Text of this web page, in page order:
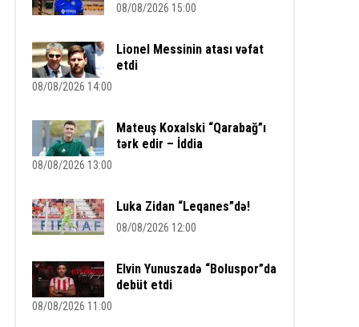
08/08/2026 15:00
Lionel Messinin atası vəfat
etdi
08/08/2026 14:00
Mateuş Koxalski “Qarabağ”ı
tərk edir – İddia
08/08/2026 13:00
Luka Zidan “Leqanes”də!
08/08/2026 12:00
Elvin Yunuszadə “Boluspor”da
debüt etdi
08/08/2026 11:00